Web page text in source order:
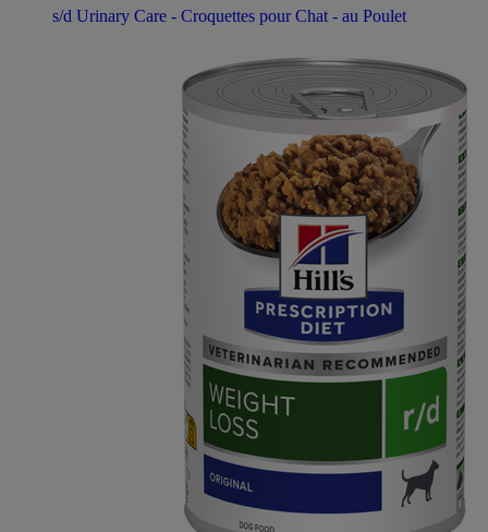
s/d Urinary Care - Croquettes pour Chat - au Poulet